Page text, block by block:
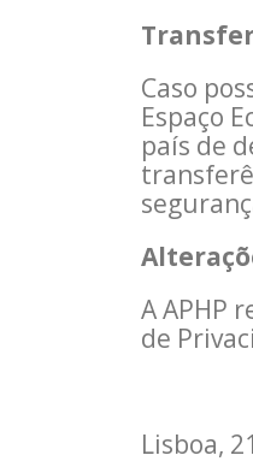
Caso
Espaço
país de
A APHP
de
Lisboa,